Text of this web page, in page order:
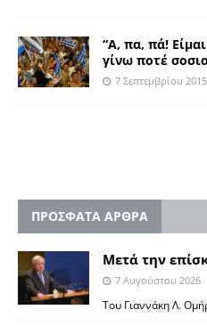
“Α, πα, πά!
γίνω ποτέ
7 Σεπτεμβρίου 2015
ΠΡΟΣΦΑΤΑ ΑΡΘΡΑ
Μετά την
7 Αυγούστου 2026
Του Γιαννάκη Λ.